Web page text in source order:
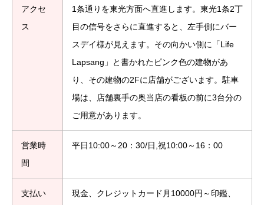
アクセ
ス
1条通りを東光方面へ直進します。東光1条2丁
目の信号をさらに直進すると、左手側にバー
スデイ様が見えます。その向かい側に「Life
Lapsang」と書かれたピンク色の建物があ
り、その建物の2Fに店舗がございます。駐車
場は、店舗裏手の奥当店の看板の前に3台分の
ご用意があります。
営業時
間
平日10:00～20：30/日,祝10:00～16：00
支払い
現金、クレジットカード月10000円～印鑑、